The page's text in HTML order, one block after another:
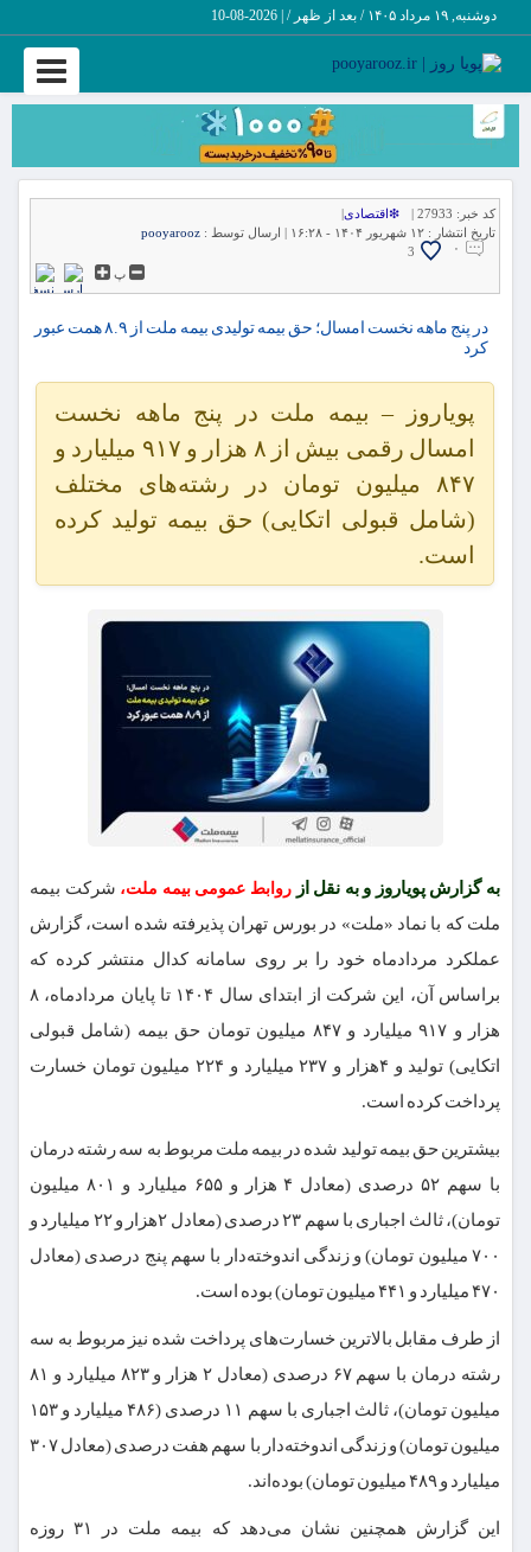
دوشنبه, ۱۹ مرداد ۱۴۰۵ / بعد از ظهر / 2026-08-10
Toggle
کد خبر: 27933 | ❇اقتصادی|
تاریخ انتشار : ۱۲ شهریور ۱۴۰۴ - ۱۶:۲۸ | ارسال توسط : pooyarooz
۰
3
پ
در پنج ماهه نخست امسال؛ حق بیمه تولیدی بیمه‌ ملت از ۸.۹ همت عبور
کرد
پویاروز – بیمه ملت در پنج ماهه نخست
امسال رقمی بیش از ۸ هزار و ۹۱۷ میلیارد و
۸۴۷ میلیون تومان در رشته‌های مختلف
(شامل قبولی اتکایی) حق بیمه تولید کرده
است.
به گزارش پویاروز و به نقل ازروابط عمومی بیمه ملت، شرکت بیمه
ملت که با نماد «ملت» در بورس تهران پذیرفته شده است، گزارش
عملکرد مردادماه خود را بر روی سامانه کدال منتشر کرده که
براساس آن، این شرکت از ابتدای سال ۱۴۰۴ تا پایان مردادماه، ۸
هزار و ۹۱۷ میلیارد و ۸۴۷ میلیون تومان حق بیمه (شامل قبولی
اتکایی) تولید و ۴هزار و ۲۳۷ میلیارد و ۲۲۴ میلیون تومان خسارت
پرداخت کرده است.
بیشترین حق بیمه تولید شده در بیمه ملت مربوط به سه رشته درمان
با سهم ۵۲ درصدی (معادل ۴ هزار و ۶۵۵ میلیارد و ۸۰۱ میلیون
تومان)، ثالث اجباری با سهم ۲۳ درصدی (معادل ۲هزار و ۲۲ میلیارد و
۷۰۰ میلیون تومان) و زندگی اندوخته‌دار با سهم پنج درصدی (معادل
۴۷۰ میلیارد و ۴۴۱ میلیون تومان) بوده است.
از طرف مقابل بالاترین خسارت‌های پرداخت شده نیز مربوط به سه
رشته درمان با سهم ۶۷ درصدی (معادل ۲ هزار و ۸۲۳ میلیارد و ۸۱
میلیون تومان)، ثالث اجباری با سهم ۱۱ درصدی (۴۸۶ میلیارد و ۱۵۳
میلیون تومان) و زندگی اندوخته‌دار با سهم هفت درصدی (معادل ۳۰۷
میلیارد و ۴۸۹ میلیون تومان) بوده‌اند.
این گزارش همچنین نشان می‌دهد که بیمه ملت در ۳۱ روزه